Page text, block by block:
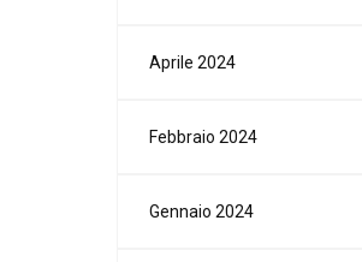
Aprile 2024
Febbraio 2024
Gennaio 2024